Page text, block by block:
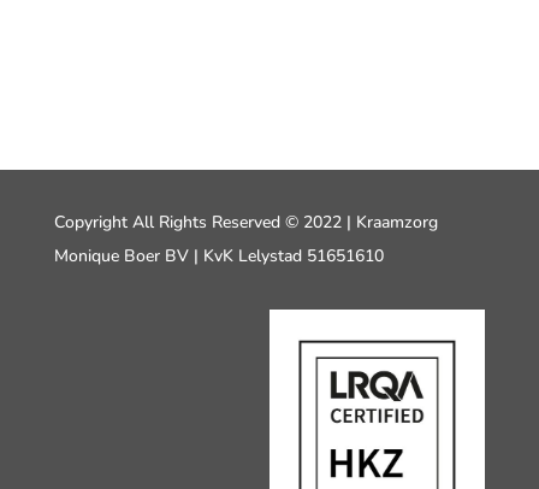
Copyright All Rights Reserved © 2022 | Kraamzorg
Monique Boer BV | KvK Lelystad 51651610